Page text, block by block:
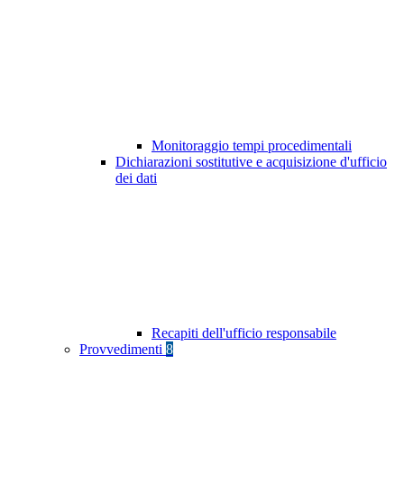
Monitoraggio tempi procedimentali
Dichiarazioni sostitutive e acquisizione d'ufficio
dei dati
Recapiti dell'ufficio responsabile
Provvedimenti 8